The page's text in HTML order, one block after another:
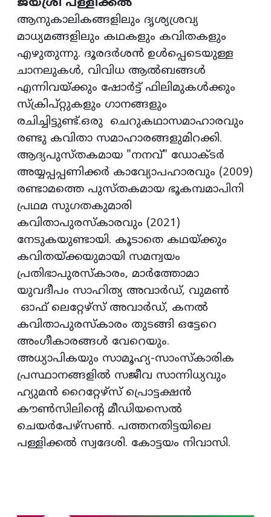
ജയശ്രീ പള്ളിക്കൽ
ആനുകാലികങ്ങളിലും ദൃശ്യശ്രവ്യ
മാധ്യമങ്ങളിലും കഥകളും കവിതകളും
എഴുതുന്നു. ദൂരദർശൻ ഉൾപ്പെടെയുള്ള
ചാനലുകൾ, വിവിധ ആൽബങ്ങൾ
എന്നിവയ്ക്കും ഷോർട്ട് ഫിലിമുകൾക്കും
സ്ക്രിപ്റ്റുകളും ഗാനങ്ങളും
രചിച്ചിട്ടുണ്ട്.ഒരു ചെറുകഥാസമാഹാരവും
രണ്ടു കവിതാ സമാഹാരങ്ങളുമിറക്കി.
ആദ്യപുസ്തകമായ "നനവ്" ഡോക്ടർ
അയ്യപ്പപ്പണിക്കർ കാവ്യോപഹാരവും (2009)
രണ്ടാമത്തെ പുസ്തകമായ ഭൂകമ്പമാപിനി
പ്രഥമ സുഗതകുമാരി
കവിതാപുരസ്കാരവും (2021)
നേടുകയുണ്ടായി. കൂടാതെ കഥയ്ക്കും
കവിതയ്ക്കയുമായി സമന്വയം
പ്രതിഭാപുരസ്‌കാരം, മാർത്തോമാ
യുവദീപം സാഹിത്യ അവാർഡ്, വുമൺ
ഓഫ് ലെറ്റേഴ്സ് അവാർഡ്, കനൽ
കവിതാപുരസ്കാരം തുടങ്ങി ഒട്ടേറെ
അംഗീകാരങ്ങൾ വേറെയും.
അധ്യാപികയും സാമൂഹ്യ-സാംസ്കാരിക
പ്രസ്ഥാനങ്ങളിൽ സജീവ സാന്നിധ്യവും
ഹ്യുമൻ റൈറ്റേഴ്‌സ് പ്രൊട്ടക്ഷൻ
കൗൺസിലിന്റെ മീഡിയസെൽ
ചെയർപേഴ്സൺ. പത്തനതിട്ടയിലെ
പള്ളിക്കൽ സ്വദേശി. കോട്ടയം നിവാസി.